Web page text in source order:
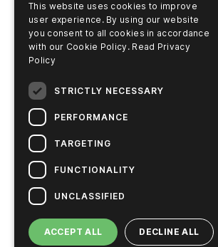
在线购物（美国）
在线购物（澳大利亚）
Hygiena 故事
可持续解决方案
This website uses cookies to improve
user experience. By using our website
you consent to all cookies in accordance
with our Cookie Policy. Read Privacy
Policy
STRICTLY NECESSARY
PERFORMANCE
TARGETING
FUNCTIONALITY
UNCLASSIFIED
ACCEPT ALL DECLINE ALL